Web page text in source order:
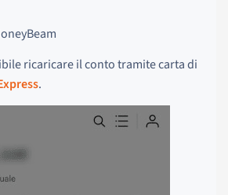
ricaricare il conto tramite carta di
.